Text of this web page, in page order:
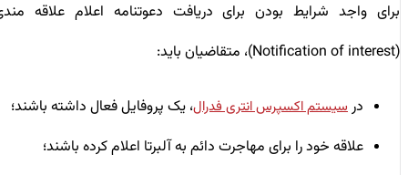
برای واجد شرایط بودن برای دریافت دعوتنامه اعلام علاقه مندی
درسیستم اکسپرس انتری فدرال، یک پروفایل فعال داشته باشند؛
علاقه خود را برای مهاجرت دائم به آلبرتا اعلام کرده باشند؛